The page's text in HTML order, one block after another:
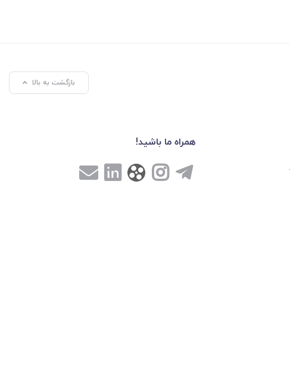
بازگشت به بالا
همراه ما باشید!